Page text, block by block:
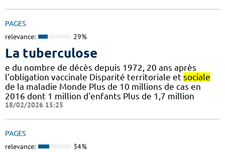
PAGES
relevance: 29%
La tuberculose
e du nombre de décès depuis 1972, 20 ans après
l'obligation vaccinale Disparité territoriale et sociale
de la maladie Monde Plus de 10 millions de cas en
2016 dont 1 million d'enfants Plus de 1,7 million
18/02/2026 15:25
PAGES
relevance: 34%